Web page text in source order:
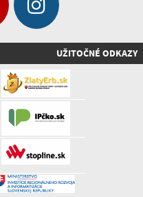
UŽITOČNÉ ODKAZY